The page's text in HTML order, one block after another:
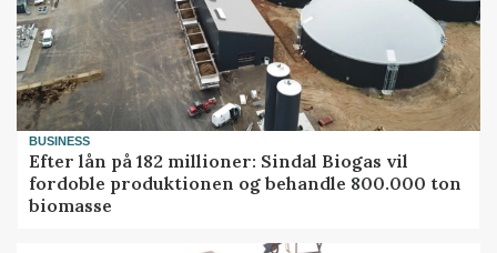
BUSINESS
Efter lån på 182 millioner: Sindal Biogas vil
fordoble produktionen og behandle 800.000 ton
biomasse